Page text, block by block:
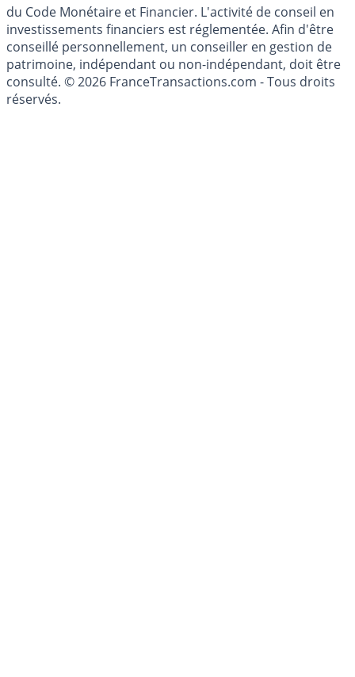
investissement au sens des articles L. 321-1 et D. 321-1
du Code Monétaire et Financier. L'activité de conseil en
investissements financiers est réglementée. Afin d'être
conseillé personnellement, un conseiller en gestion de
patrimoine, indépendant ou non-indépendant, doit être
consulté. © 2026 FranceTransactions.com - Tous droits